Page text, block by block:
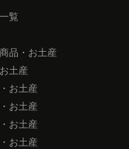
覧
品・お土産
土産
お土産
お土産
お土産
お土産